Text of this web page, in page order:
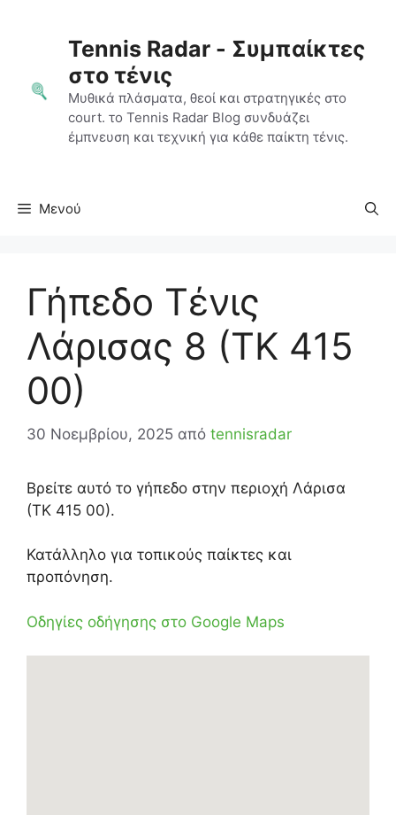
περιεχόμενοTennis Radar - Συμπαίκτες
στο τένις
Μυθικά πλάσματα, θεοί και στρατηγικές στο
court. το Tennis Radar Blog συνδυάζει
έμπνευση και τεχνική για κάθε παίκτη τένις.
Μενού
Γήπεδο Τένις
Λάρισας 8 (ΤΚ 415
00)
30 Νοεμβρίου, 2025 από tennisradar
Βρείτε αυτό το γήπεδο στην περιοχή Λάρισα
(ΤΚ 415 00).
Κατάλληλο για τοπικούς παίκτες και
προπόνηση.
Οδηγίες οδήγησης στο Google Maps